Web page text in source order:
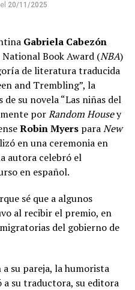
el 20/11/2025
Gabriela Cabezón
National Book Award (NBA)
de literatura traducida
and Trembling”, la
su novela “Las niñas del
porRandom Housey
Robin MyersparaNew
en una ceremonia en
autora celebró el
en español.
sé que a algunos
al recibir el premio, en
del gobierno de
su pareja, la humorista
a su traductora, su editora